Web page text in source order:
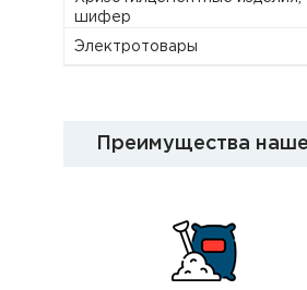
шифер
Электротовары
Преимущества